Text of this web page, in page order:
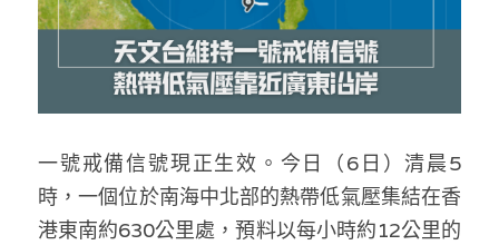
反華推手起底
美西霸凌內幕
美西極權主義
真相直擊
極端暴恐實錄
屈穎妍專欄
朱庭萱專欄
莫綺琪專欄
黃萬成專欄
招國偉專欄
醫院口岸爆炸案
屠龍小隊案
黎智英案審訊
支聯會案
35+顛覆案
生活
吃喝玩指南
休閒好介紹
親子
花生仔漫畫週記
關於我們
人才招聘
投稿熱線
商戶合作
搜索
繁體中文
繁體中文
一號戒備信號現正生效。今日（6日）清晨5
時，一個位於南海中北部的熱帶低氣壓集結在香
港東南約630公里處，預料以每小時約12公里的